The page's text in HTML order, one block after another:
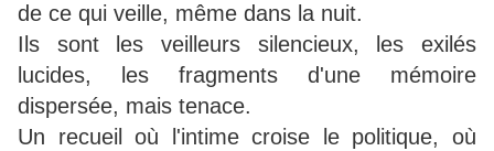
de ce qui veille, même dans la nuit.
Ils sont les veilleurs silencieux, les exilés
lucides, les fragments d'une mémoire
dispersée, mais tenace.
Un recueil où l'intime croise le politique, où